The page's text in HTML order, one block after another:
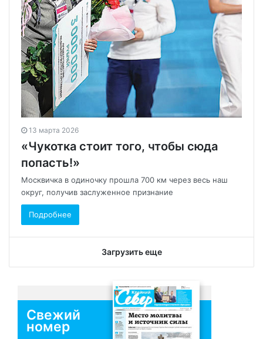
13 марта 2026
«Чукотка стоит того, чтобы сюда
попасть!»
Москвичка в одиночку прошла 700 км через весь наш
округ, получив заслуженное признание
Подробнее
Загрузить еще
Свежий
номер